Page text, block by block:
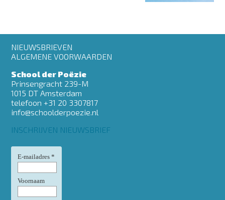
Footer
menu
NIEUWSBRIEVEN
ALGEMENE VOORWAARDEN
School der Poëzie
Prinsengracht 239-M
1015 DT Amsterdam
telefoon +31 20 3307817
info@schoolderpoezie.nl
INSCHRIJVEN NIEUWSBRIEF